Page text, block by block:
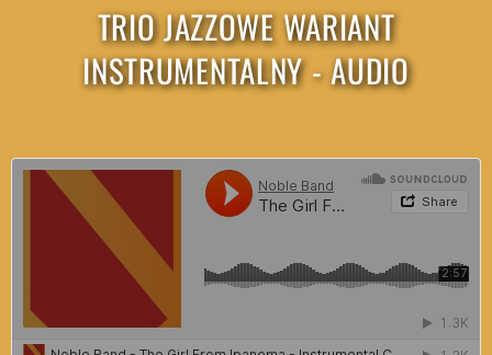
TRIO JAZZOWE WARIANT
INSTRUMENTALNY - AUDIO